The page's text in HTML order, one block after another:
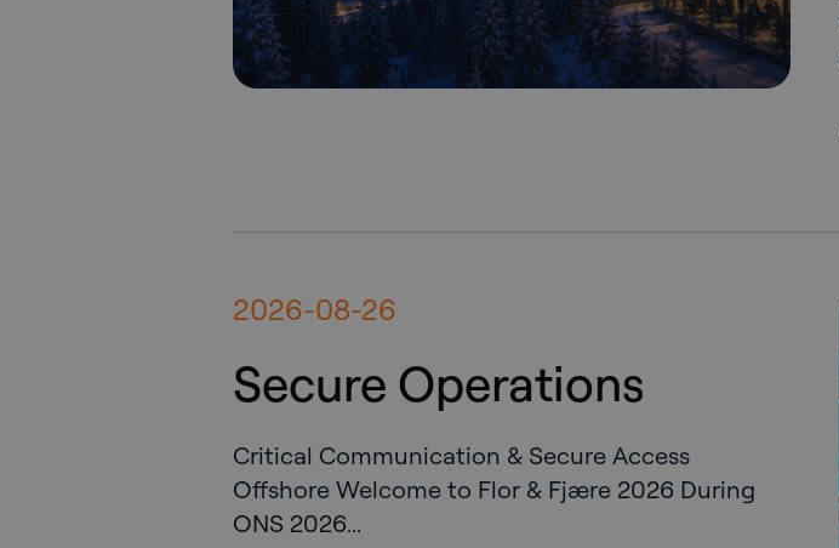
2026-08-26
Secure Operations
Critical Communication & Secure Access
Offshore Welcome to Flor & Fjære 2026 During
ONS 2026...